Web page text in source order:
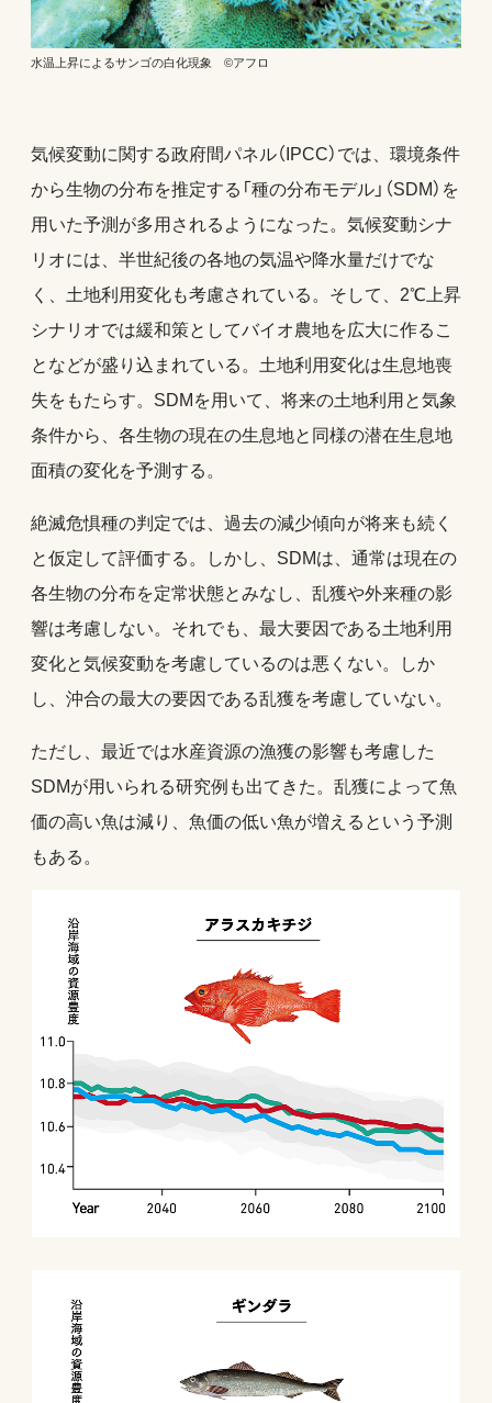
水温上昇によるサンゴの白化現象 ©アフロ
気候変動に関する政府間パネル（IPCC）では、環境条件
から生物の分布を推定する「種の分布モデル」（SDM）を
用いた予測が多用されるようになった。気候変動シナ
リオには、半世紀後の各地の気温や降水量だけでな
く、土地利用変化も考慮されている。そして、2℃上昇
シナリオでは緩和策としてバイオ農地を広大に作るこ
となどが盛り込まれている。土地利用変化は生息地喪
失をもたらす。SDMを用いて、将来の土地利用と気象
条件から、各生物の現在の生息地と同様の潜在生息地
面積の変化を予測する。
絶滅危惧種の判定では、過去の減少傾向が将来も続く
と仮定して評価する。しかし、SDMは、通常は現在の
各生物の分布を定常状態とみなし、乱獲や外来種の影
響は考慮しない。それでも、最大要因である土地利用
変化と気候変動を考慮しているのは悪くない。しか
し、沖合の最大の要因である乱獲を考慮していない。
ただし、最近では水産資源の漁獲の影響も考慮した
SDMが用いられる研究例も出てきた。乱獲によって魚
価の高い魚は減り、魚価の低い魚が増えるという予測
もある。